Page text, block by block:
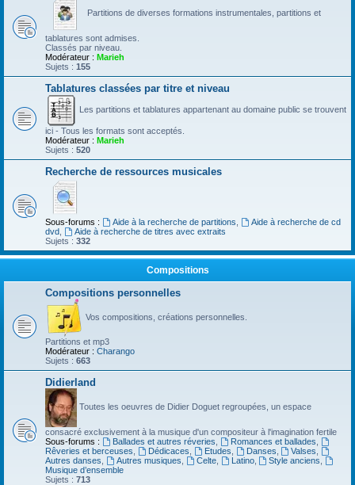
Partitions de diverses formations instrumentales, partitions et
tablatures sont admises.
Classés par niveau.
Modérateur : Marieh
Sujets : 155
Tablatures classées par titre et niveau
Les partitions et tablatures appartenant au domaine public se trouvent
ici - Tous les formats sont acceptés.
Modérateur : Marieh
Sujets : 520
Recherche de ressources musicales
Sous-forums : Aide à la recherche de partitions
Aide à recherche de cd
dvd
Aide à recherche de titres avec extraits
Sujets : 332
Compositions
Compositions personnelles
Vos compositions, créations personnelles.
Partitions et mp3
Modérateur : Charango
Sujets : 663
Didierland
Toutes les oeuvres de Didier Doguet regroupées, un espace
consacré exclusivement à la musique d'un compositeur à l'imagination fertile
Sous-forums :
Ballades et autres réveries Romances et ballades
Rêveries et berceuses
Dédicaces Etudes Danses Valses
Autres danses
Autres musiques Celte, Latino, Style anciens
Musique d’ensemble
Sujets : 713